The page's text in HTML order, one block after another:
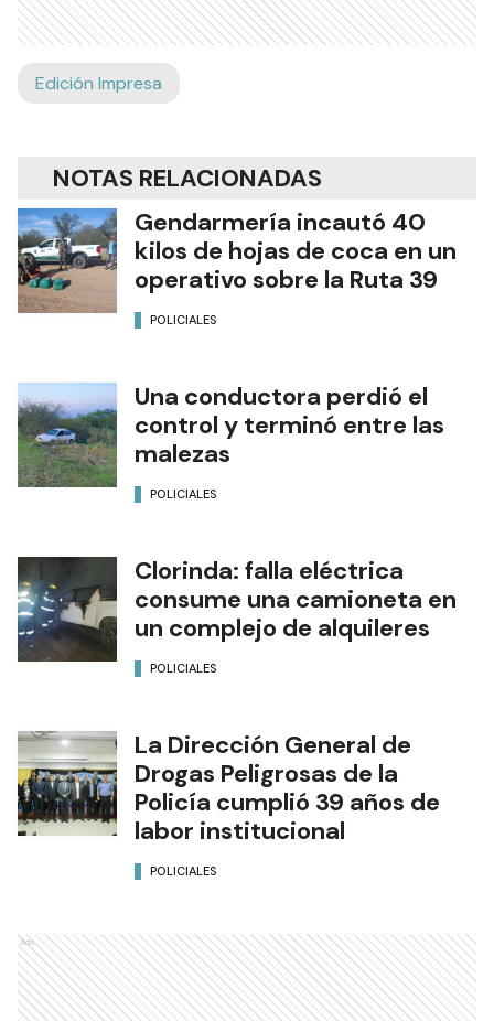
Edición Impresa
NOTAS RELACIONADAS
Gendarmería incautó 40
kilos de hojas de coca en un
operativo sobre la Ruta 39
POLICIALES
Una conductora perdió el
control y terminó entre las
malezas
POLICIALES
Clorinda: falla eléctrica
consume una camioneta en
un complejo de alquileres
POLICIALES
La Dirección General de
Drogas Peligrosas de la
Policía cumplió 39 años de
labor institucional
POLICIALES
Ads